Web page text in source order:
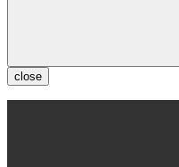
close